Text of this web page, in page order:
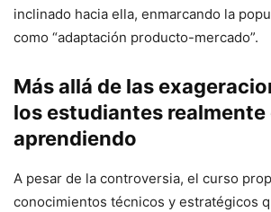
inclinado hacia ella, enmarcando la
como “adaptación producto-mercado”.
Más allá de las
los estudiantes realmente
aprendiendo
A pesar de la controversia, el curso
conocimientos técnicos y estratégicos